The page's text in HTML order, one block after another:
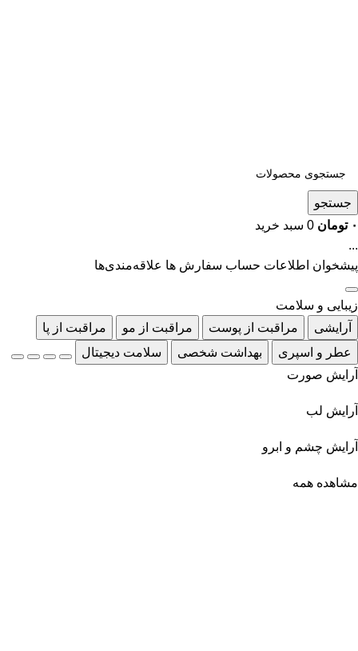
جستجو
۰ تومان 0 سبد خرید
...
پیشخوان اطلاعات حساب سفارش ها علاقه‌مندی‌ها
زیبایی و سلامت
آرایشی
مراقبت از پوست مراقبت از مو
مراقبت از پا
عطر و اسپری
بهداشت شخصی
سلامت دیجیتال
آرایش صورت
آرایش لب
آرایش چشم و ابرو
مشاهده همه